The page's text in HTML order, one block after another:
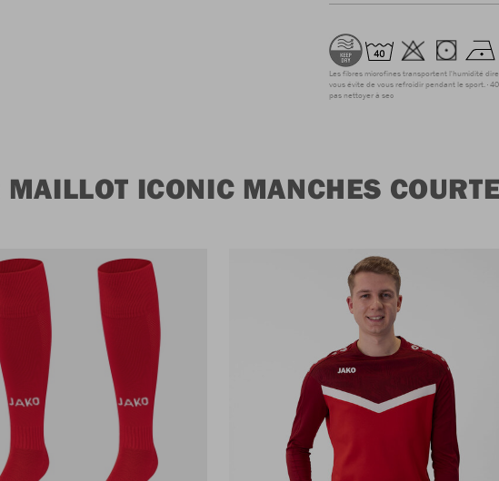
Les fibres microfines transportent l'humidité
vous évite de vous refroidir pendant le sport.
pas nettoyer à sec
ICONIC MANCHES